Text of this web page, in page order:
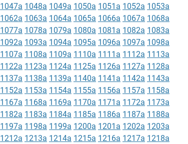
1047a 1048a 1049a 1050a 1051a 1052a 1053a
1062a 1063a 1064a 1065a 1066a 1067a 1068a
1077a 1078a 1079a 1080a 1081a 1082a 1083a
1092a 1093a 1094a 1095a 1096a 1097a 1098a
1107a 1108a 1109a 1110a 1111a 1112a 1113a
1122a 1123a 1124a 1125a 1126a 1127a 1128a
1137a 1138a 1139a 1140a 1141a 1142a 1143a
1152a 1153a 1154a 1155a 1156a 1157a 1158a
1167a 1168a 1169a 1170a 1171a 1172a 1173a
1182a 1183a 1184a 1185a 1186a 1187a 1188a
1197a 1198a 1199a 1200a 1201a 1202a 1203a
1212a 1213a 1214a 1215a 1216a 1217a 1218a